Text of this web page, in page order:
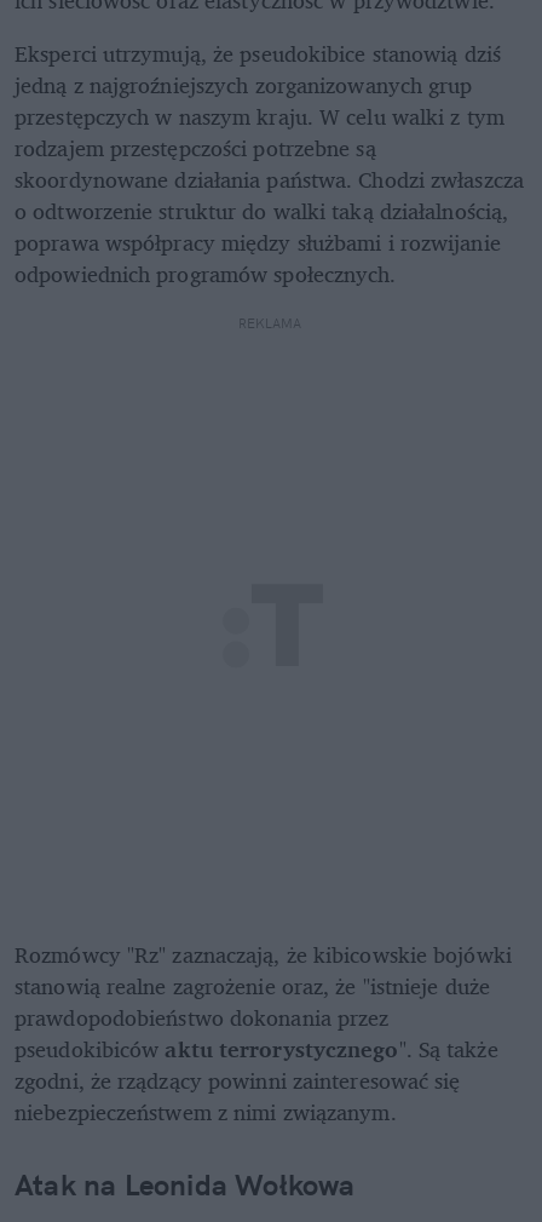
Eksperci utrzymują, że pseudokibice stanowią dziś
jedną z najgroźniejszych zorganizowanych grup
przestępczych w naszym kraju. W celu walki z tym
rodzajem przestępczości potrzebne są
skoordynowane działania państwa. Chodzi zwłaszcza
o odtworzenie struktur do walki taką działalnością,
poprawa współpracy między służbami i rozwijanie
odpowiednich programów społecznych.
REKLAMA
Rozmówcy "Rz" zaznaczają, że kibicowskie bojówki
stanowią realne zagrożenie oraz, że "istnieje duże
prawdopodobieństwo dokonania przez
pseudokibiców aktu terrorystycznego". Są także
zgodni, że rządzący powinni zainteresować się
niebezpieczeństwem z nimi związanym.
Atak na Leonida Wołkowa